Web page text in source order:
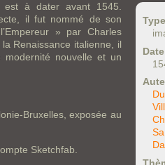
est à dater avant 1545.
il fut nommé de son
» par Charles
Renaissance italienne, il
modernité nouvelle et un
Bruxelles, exposée au
Sketchfab.